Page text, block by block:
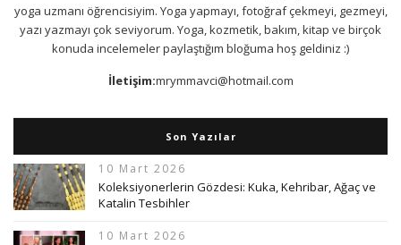
yoga uzmanı öğrencisiyim. Yoga yapmayı, fotoğraf çekmeyi, gezmeyi,
yazı yazmayı çok seviyorum. Yoga, kozmetik, bakım, kitap ve birçok
konuda incelemeler paylaştığım bloğuma hoş geldiniz :)
İletişim:mrymmavci@hotmail.com
Son Yazılar
10 Mart 2026
Koleksiyonerlerin Gözdesi: Kuka, Kehribar, Ağaç ve
Katalin Tesbihler
10 Mart 2026